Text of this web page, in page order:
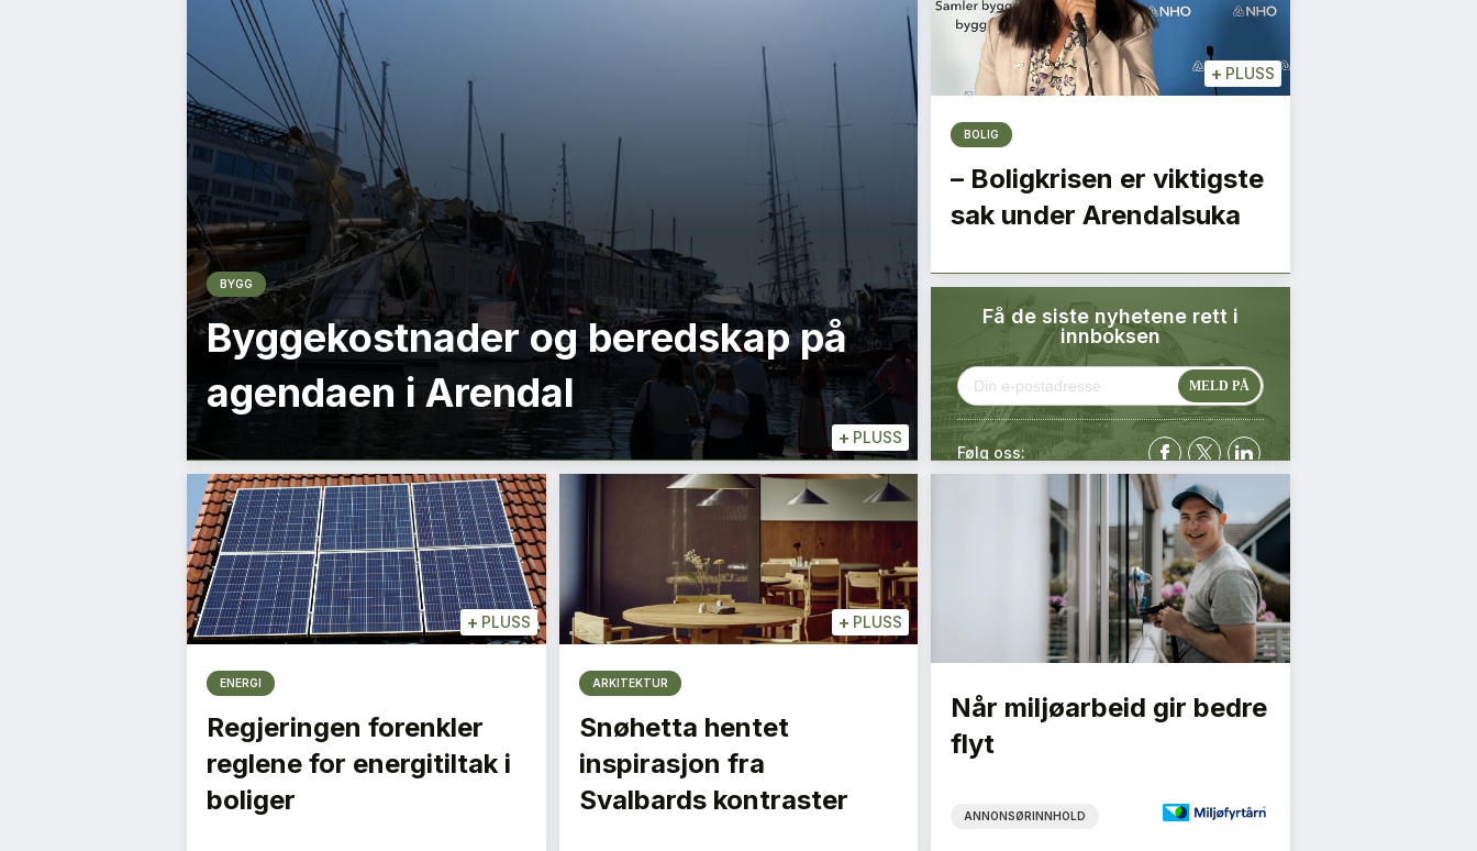
+ PLUSS
BYGG
Byggekostnader og beredskap på
agendaen i Arendal
+ PLUSS
BOLIG
– Boligkrisen er viktigste
sak under Arendalsuka
Få de siste nyhetene rett i
innboksen
Følg oss:
+ PLUSS
ENERGI
Regjeringen forenkler
reglene for energitiltak i
boliger
+ PLUSS
ARKITEKTUR
Snøhetta hentet
inspirasjon fra
Svalbards kontraster
Når miljøarbeid gir bedre
flyt
ANNONSØRINNHOLD